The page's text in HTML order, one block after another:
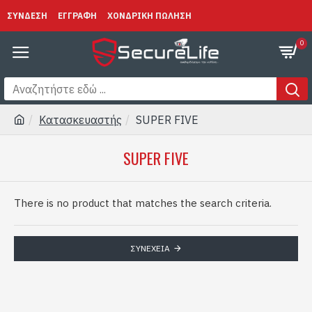
ΣΥΝΔΕΣΗ ΕΓΓΡΑΦΗ ΧΟΝΔΡΙΚΗ ΠΩΛΗΣΗ
0
Κατασκευαστής SUPER FIVE
SUPER FIVE
There is no product that matches the search criteria.
ΣΥΝΈΧΕΙΑ